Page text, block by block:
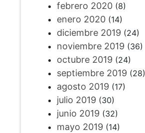
febrero 2020(8)
enero 2020(14)
diciembre 2019 (24)
noviembre 2019 (36)
octubre 2019 (24)
septiembre 2019 (28)
agosto 2019 (17)
julio 2019 (30)
junio 2019 (32)
mayo 2019 (14)